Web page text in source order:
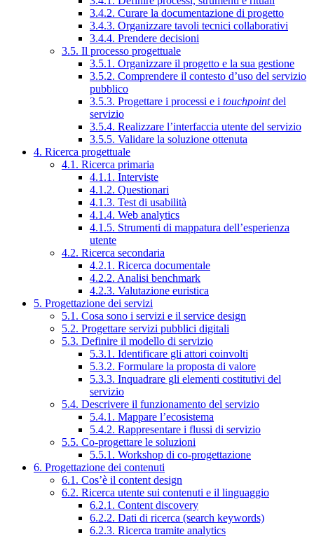
3.4.2. Curare la documentazione di progetto
3.4.3. Organizzare tavoli tecnici collaborativi
3.4.4. Prendere decisioni
3.5. Il processo progettuale
3.5.1. Organizzare il progetto e la sua gestione
3.5.2. Comprendere il contesto d’uso del servizio
pubblico
3.5.3. Progettare i processi e i touchpointdel
servizio
3.5.4. Realizzare l’interfaccia utente del servizio
3.5.5. Validare la soluzione ottenuta
4. Ricerca progettuale
4.1. Ricerca primaria
4.1.1. Interviste
4.1.2. Questionari
4.1.3. Test di usabilità
4.1.4. Web analytics
4.1.5. Strumenti di mappatura dell’esperienza
utente
4.2. Ricerca secondaria
4.2.1. Ricerca documentale
4.2.2. Analisi benchmark
4.2.3. Valutazione euristica
5. Progettazione dei servizi
5.1. Cosa sono i servizi e il service design
5.2. Progettare servizi pubblici digitali
5.3. Definire il modello di servizio
5.3.1. Identificare gli attori coinvolti
5.3.2. Formulare la proposta di valore
5.3.3. Inquadrare gli elementi costitutivi del
servizio
5.4. Descrivere il funzionamento del servizio
5.4.1. Mappare l’ecosistema
5.4.2. Rappresentare i flussi di servizio
5.5. Co-progettare le soluzioni
5.5.1. Workshop di co-progettazione
6. Progettazione dei contenuti
6.1. Cos’è il content design
6.2. Ricerca utente sui contenuti e il linguaggio
6.2.1. Content discovery
6.2.2. Dati di ricerca (search keywords)
6.2.3. Ricerca tramite analytics